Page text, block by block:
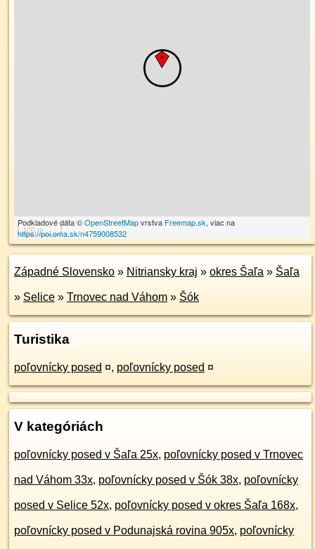
100 m
Podkladové dáta ©OpenStreetMapvrstva Freemap.sk, viac na
https://poi.oma.sk/n4759008532
Západné Slovensko » Nitriansky kraj » okres Šaľa » Šaľa
» Selice » Trnovec nad Váhom » Šók
Turistika
poľovnícky posed ¤, poľovnícky posed ¤
V kategóriách
poľovnícky posed v Šaľa 25x, poľovnícky posed v Trnovec
nad Váhom 33x, poľovnícky posed v Šók 38x, poľovnícky
posed v Selice 52x, poľovnícky posed v okres Šaľa 168x,
poľovnícky posed v Podunajská rovina 905x, poľovnícky